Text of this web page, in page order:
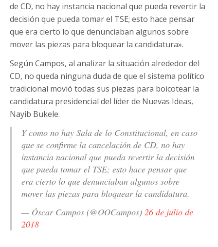
de CD, no hay instancia nacional que pueda revertir la
decisión que pueda tomar el TSE; esto hace pensar
que era cierto lo que denunciaban algunos sobre
mover las piezas para bloquear la candidatura».
Según Campos, al analizar la situación alrededor del
CD, no queda ninguna duda de que el sistema político
tradicional movió todas sus piezas para boicotear la
candidatura presidencial del líder de Nuevas Ideas,
Nayib Bukele.
Y como no hay Sala de lo Constitucional, en caso
que se confirme la cancelación de CD, no hay
instancia nacional que pueda revertir la decisión
que pueda tomar el TSE; esto hace pensar que
era cierto lo que denunciaban algunos sobre
mover las piezas para bloquear la candidatura.
— Óscar Campos (@OOCampos) 26 de julio de
2018